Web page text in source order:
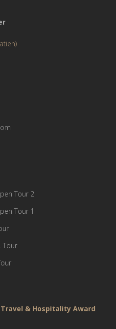
Tour 2
Tour 1
Tour
& Hospitality Award